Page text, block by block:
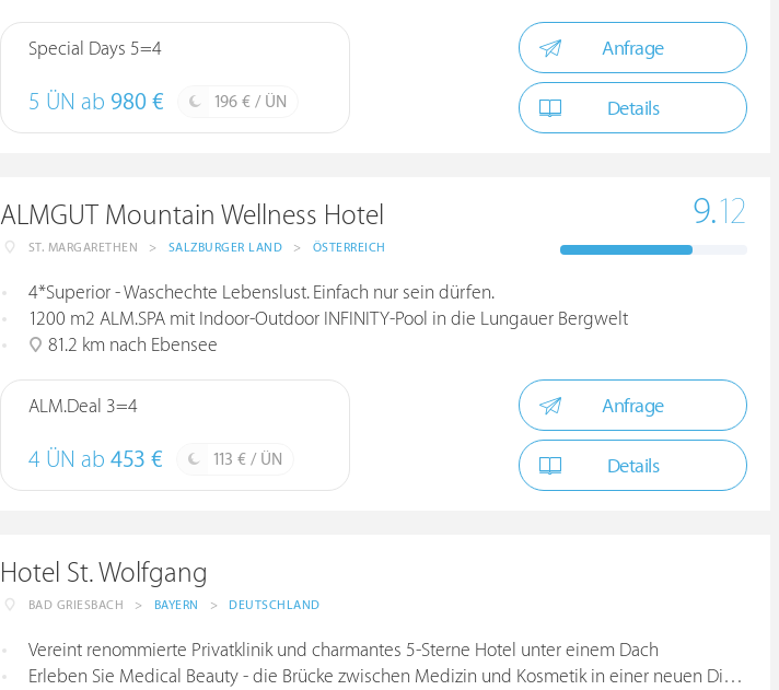
Special Days 5=4
5 ÜN ab 980 € 196 € / ÜN
Anfrage
Details
ALMGUT Mountain Wellness Hotel
ST. MARGARETHEN > SALZBURGER LAND > ÖSTERREICH
9.12
4*Superior - Waschechte Lebenslust. Einfach nur sein dürfen.
1200 m2 ALM.SPA mit Indoor-Outdoor INFINITY-Pool in die Lungauer Bergwelt
81.2 km nach Ebensee
ALM.Deal 3=4
4 ÜN ab 453 € 113 € / ÜN
Anfrage
Details
Hotel St. Wolfgang
BAD GRIESBACH > BAYERN > DEUTSCHLAND
Vereint renommierte Privatklinik und charmantes 5-Sterne Hotel unter einem Dach
Erleben Sie Medical Beauty - die Brücke zwischen Medizin und Kosmetik in einer neuen Dimension